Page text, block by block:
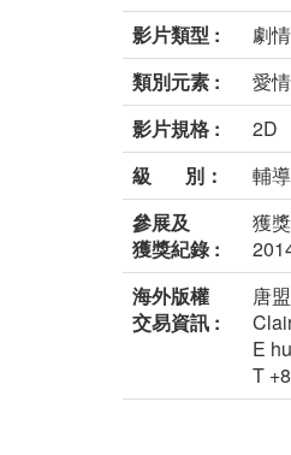
影片類型 :
劇
類別元素 :
愛
影片規格 :
2D
級 別：
輔
參展及
獲獎紀錄 :
獲
海外版權
交易資訊 :
唐
E
T